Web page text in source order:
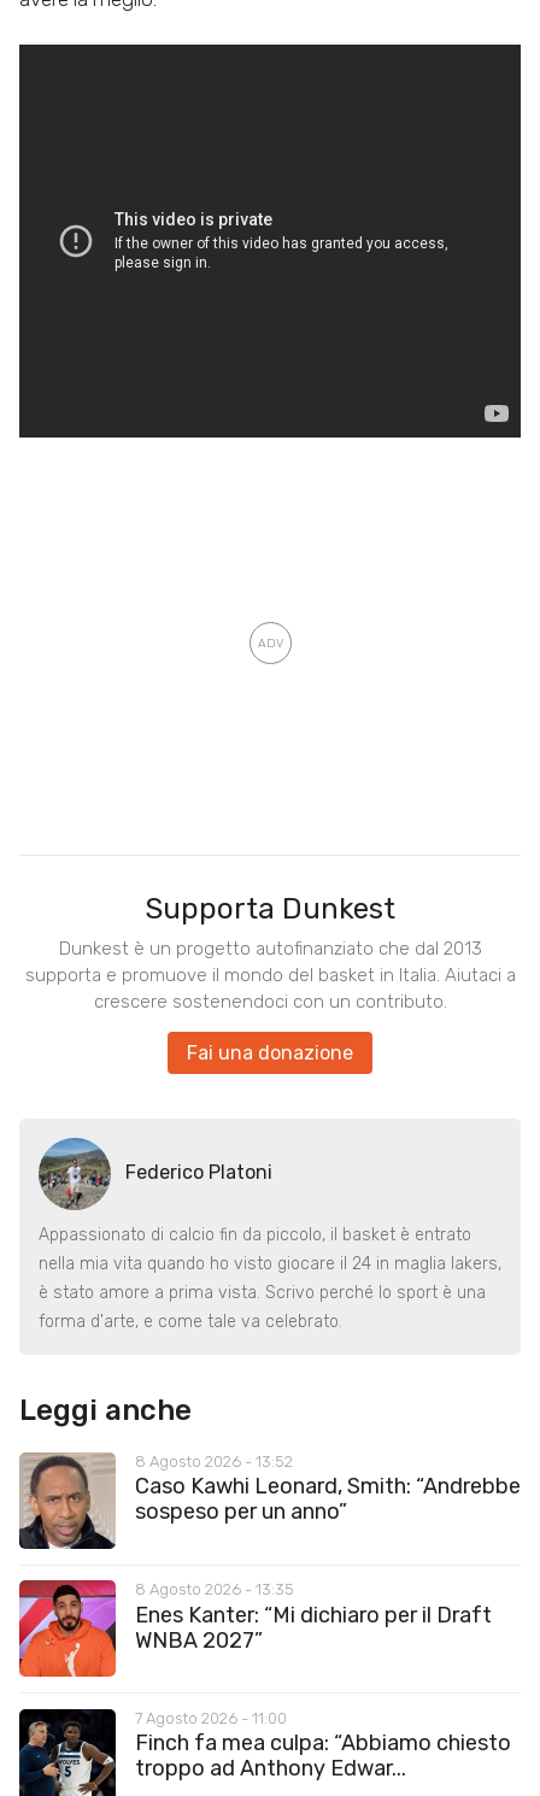
Supporta Dunkest
Dunkest è un progetto autofinanziato che dal 2013
supporta e promuove il mondo del basket in Italia. Aiutaci a
crescere sostenendoci con un contributo.
Fai una donazione
Federico Platoni
Appassionato di calcio fin da piccolo, il basket è entrato
nella mia vita quando ho visto giocare il 24 in maglia lakers,
è stato amore a prima vista. Scrivo perché lo sport è una
forma d'arte, e come tale va celebrato.
Leggi anche
8 Agosto 2026 - 13:52
Caso Kawhi Leonard, Smith: “Andrebbe
sospeso per un anno”
8 Agosto 2026 - 13:35
Enes Kanter: “Mi dichiaro per il Draft
WNBA 2027”
7 Agosto 2026 - 11:00
Finch fa mea culpa: “Abbiamo chiesto
troppo ad Anthony Edwar...